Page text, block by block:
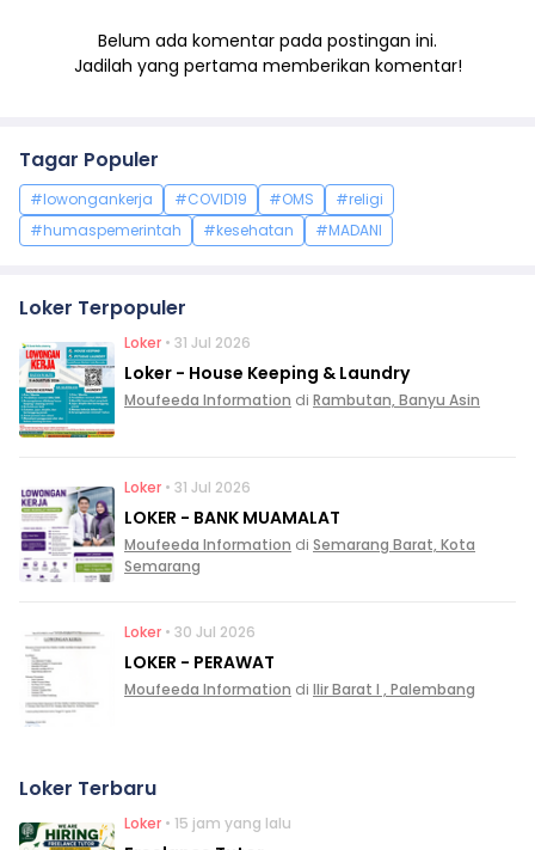
Belum ada komentar pada postingan ini.
Jadilah yang pertama memberikan komentar!
Tagar Populer
#lowongankerja #COVID19 #OMS
#religi
#humaspemerintah
#kesehatan #MADANI
Loker Terpopuler
Loker • 31 Jul 2026
Loker - House Keeping & Laundry
Moufeeda Information di Rambutan, Banyu Asin
Loker • 31 Jul 2026
LOKER - BANK MUAMALAT
Moufeeda Information di Semarang Barat, Kota
Semarang
Loker • 30 Jul 2026
LOKER - PERAWAT
Moufeeda Information di Ilir Barat I , Palembang
Loker Terbaru
Loker • 15 jam yang lalu